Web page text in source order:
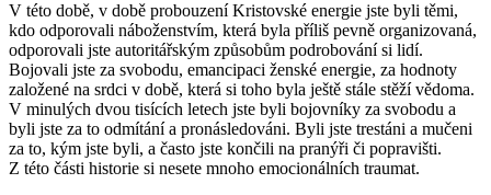
V této době, v době probouzení Kristovské energie jste byli těmi,
kdo odporovali náboženstvím, která byla příliš pevně organizovaná,
odporovali jste autoritářským způsobům podrobování si lidí.
Bojovali jste za svobodu, emancipaci ženské energie, za hodnoty
založené na srdci v době, která si toho byla ještě stále stěží vědoma.
V minulých dvou tisících letech jste byli bojovníky za svobodu a
byli jste za to odmítání a pronásledováni. Byli jste trestáni a mučeni
za to, kým jste byli, a často jste končili na pranýři či popravišti.
Z této části historie si nesete mnoho emocionálních traumat.